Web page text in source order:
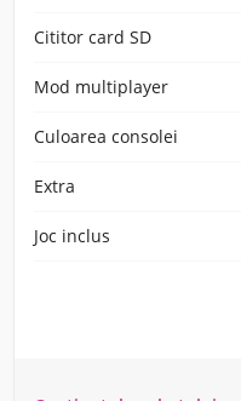
Cititor card SD
Mod multiplayer
Culoarea consolei
Extra
Joc inclus